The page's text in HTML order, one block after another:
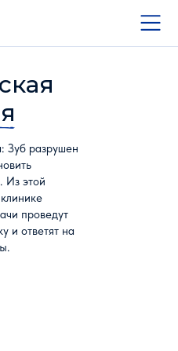
Зуб разрушен
Из этой
проведут
и ответят на